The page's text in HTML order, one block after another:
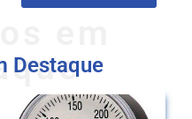
Destaque